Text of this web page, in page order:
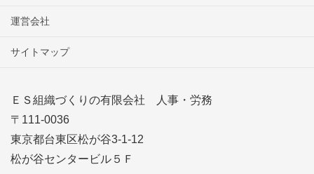
運営会社
サイトマップ
ＥＳ組織づくりの有限会社 人事・労務
〒111-0036
東京都台東区松が谷3-1-12
松が谷センタービル５Ｆ